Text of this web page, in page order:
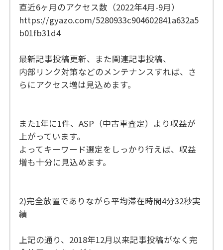
直近6ヶ月のアクセス数（2022年4月-9月）
https://gyazo.com/5280933c904602841a632a5
b01fb31d4
最新記事投稿更新、また関連記事投稿、
内部リンク対策などのメンテナンスすれば、さ
らにアクセス増は見込めます。
また1年に1件、ASP（中古車査定）より収益が
上がっています。
よってキーワード選定をしっかり行えば、収益
増も十分に見込めます。
2)完全放置でありながら平均滞在時間4分32秒実
績
上記の通り、2018年12月以来記事投稿がなく完